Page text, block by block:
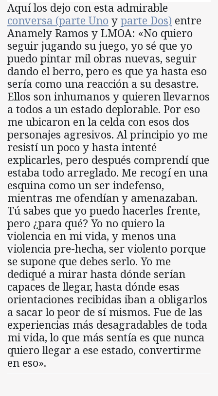
Aquí los dejo con esta admirable
conversa (parte Uno y parte Dos) entre
Anamely Ramos y LMOA: «No quiero
seguir jugando su juego, yo sé que yo
puedo pintar mil obras nuevas, seguir
dando el berro, pero es que ya hasta eso
sería como una reacción a su desastre.
Ellos son inhumanos y quieren llevarnos
a todos a un estado deplorable. Por eso
me ubicaron en la celda con esos dos
personajes agresivos. Al principio yo me
resistí un poco y hasta intenté
explicarles, pero después comprendí que
estaba todo arreglado. Me recogí en una
esquina como un ser indefenso,
mientras me ofendían y amenazaban.
Tú sabes que yo puedo hacerles frente,
pero ¿para qué? Yo no quiero la
violencia en mi vida, y menos una
violencia pre-hecha, ser violento porque
se supone que debes serlo. Yo me
dediqué a mirar hasta dónde serían
capaces de llegar, hasta dónde esas
orientaciones recibidas iban a obligarlos
a sacar lo peor de sí mismos. Fue de las
experiencias más desagradables de toda
mi vida, lo que más sentía es que nunca
quiero llegar a ese estado, convertirme
en eso».